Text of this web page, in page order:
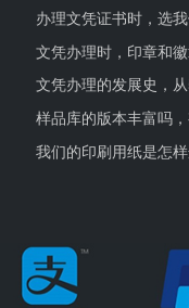
办理文凭证书时，选
文凭办理时，印章和
文凭办理的发展史，
样品库的版本丰富吗
我们的印刷用纸是怎